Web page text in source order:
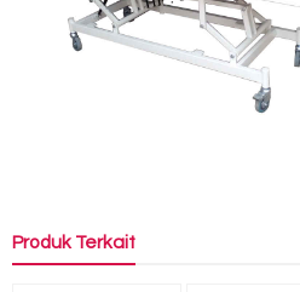
Produk Terkait